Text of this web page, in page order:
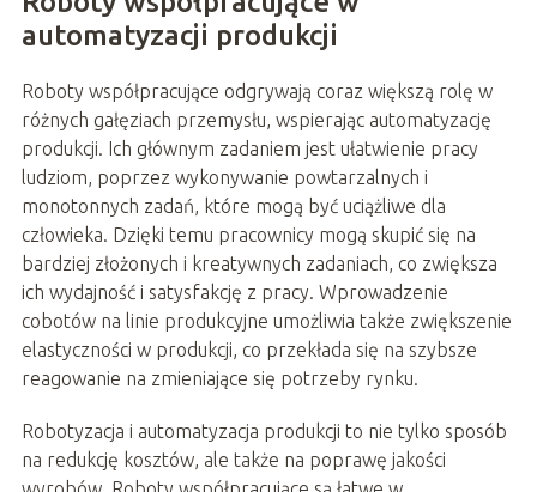
automatyzacji produkcji
Roboty współpracujące odgrywają coraz większą rolę w
różnych gałęziach przemysłu, wspierając automatyzację
produkcji. Ich głównym zadaniem jest ułatwienie pracy
ludziom, poprzez wykonywanie powtarzalnych i
monotonnych zadań, które mogą być uciążliwe dla
człowieka. Dzięki temu pracownicy mogą skupić się na
bardziej złożonych i kreatywnych zadaniach, co zwiększa
ich wydajność i satysfakcję z pracy. Wprowadzenie
cobotów na linie produkcyjne umożliwia także zwiększenie
elastyczności w produkcji, co przekłada się na szybsze
reagowanie na zmieniające się potrzeby rynku.
Robotyzacja i automatyzacja produkcji to nie tylko sposób
na redukcję kosztów, ale także na poprawę jakości